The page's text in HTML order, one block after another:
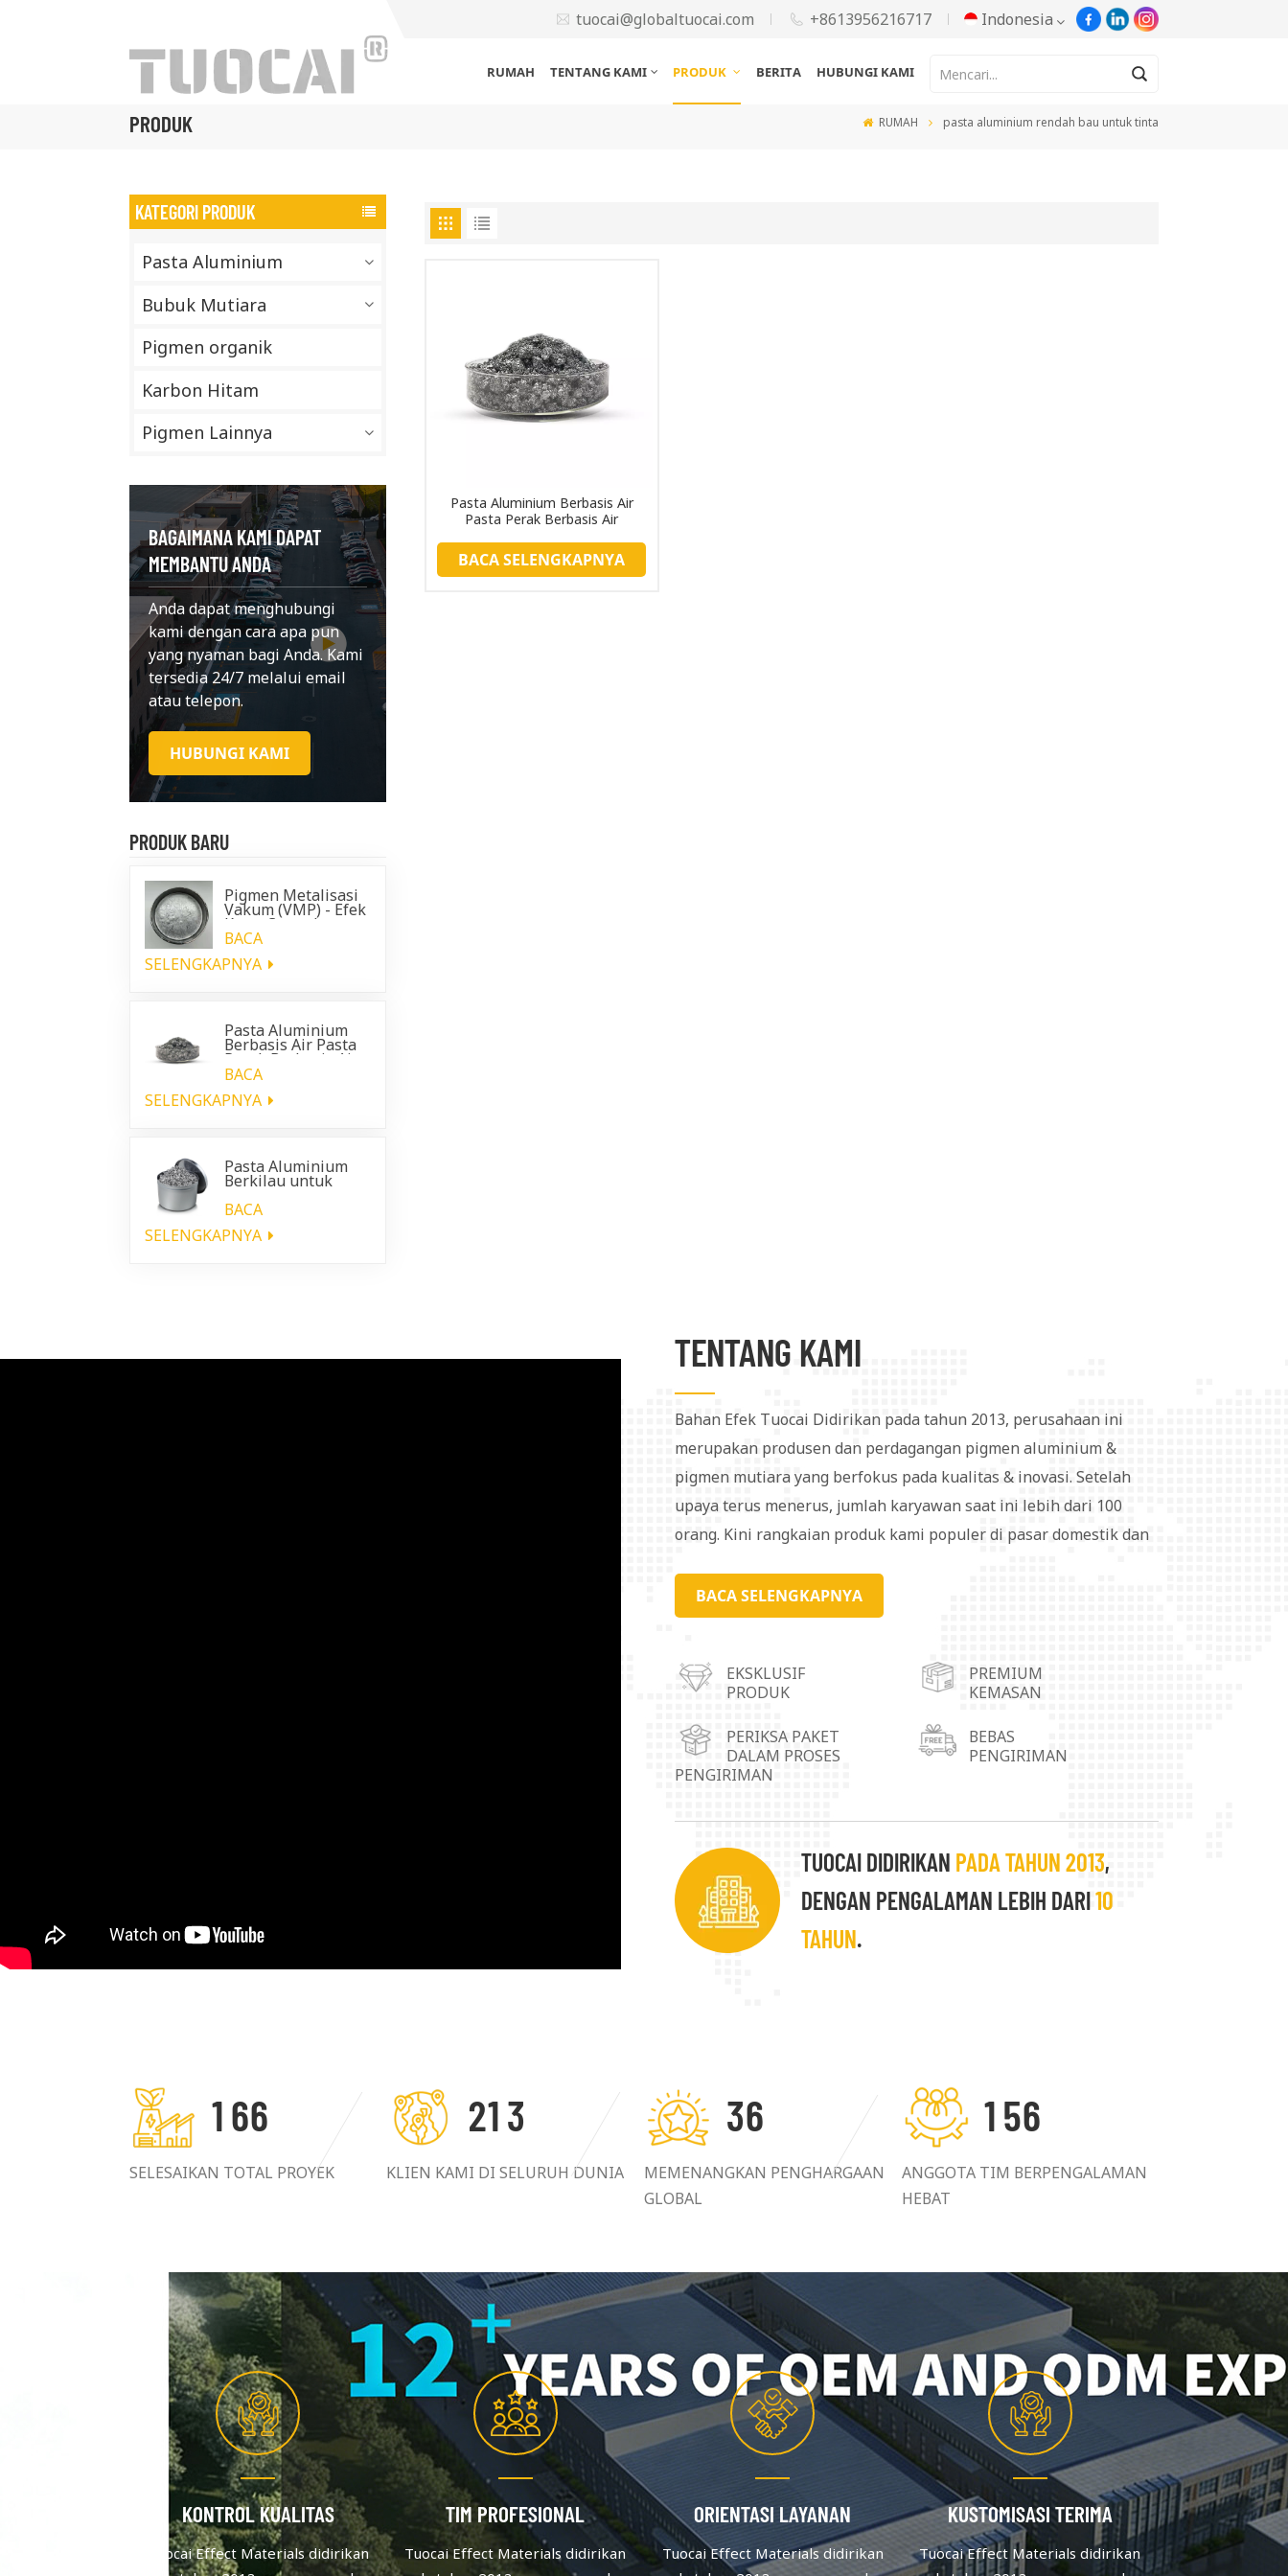
tuocai@globaltuocai.com +8613956216717 Indonesia
RUMAH TENTANG KAMI PRODUK BERITA HUBUNGI KAMI
PRODUK RUMAH pasta aluminium rendah bau untuk tinta
KATEGORI PRODUK
Pasta Aluminium
Bubuk Mutiara
Pigmen organik
Karbon Hitam
Pigmen Lainnya
BAGAIMANA KAMI DAPAT
MEMBANTU ANDA
Anda dapat menghubungi
kami dengan cara apa pun
yang nyaman bagi Anda. Kami
tersedia 24/7 melalui email
atau telepon.
HUBUNGI KAMI
PRODUK BARU
Pigmen Metalisasi
Vakum (VMP) - Efek
Krom Cemerlang
untuk Pelapis
BACA
SELENGKAPNYA
Pasta Aluminium
Berbasis Air Pasta
Perak Berbasis Air
BACA
SELENGKAPNYA
Pasta Aluminium
Berkilau untuk
otomotif
BACA
SELENGKAPNYA
Pasta Aluminium Berbasis Air
Pasta Perak Berbasis Air
BACA SELENGKAPNYA
TENTANG KAMI
Bahan Efek Tuocai Didirikan pada tahun 2013, perusahaan ini
merupakan produsen dan perdagangan pigmen aluminium &
pigmen mutiara yang berfokus pada kualitas & inovasi. Setelah
upaya terus menerus, jumlah karyawan saat ini lebih dari 100
orang. Kini rangkaian produk kami populer di pasar domestik dan
mendirikan empat pusat operasi gudang di Kota Wuhu, Kota
Shunde di Provinsi Guangdong, Kota Linyi di Provinsi Shandong,
digunakan dalam pelapis, tinta, plastik, karet, pelapis kain, kulit,
Kebutuhan/persyaratan khusus dapat dipenuhi. Kepuasan setiap
pelanggan adalah tujuan kami. Kami selalu berupaya untuk
pelanggan.
BACA SELENGKAPNYA
EKSKLUSIF
PRODUK
PREMIUM
KEMASAN
PERIKSA PAKET
DALAM PROSES
PENGIRIMAN
BEBAS
PENGIRIMAN
TUOCAI DIDIRIKAN PADA TAHUN 2013,
DENGAN PENGALAMAN LEBIH DARI10
TAHUN.
166
SELESAIKAN TOTAL PROYEK
213
KLIEN KAMI DI SELURUH DUNIA
36
MEMENANGKAN PENGHARGAAN
GLOBAL
156
ANGGOTA TIM BERPENGALAMAN
HEBAT
KONTROL KUALITAS
Tuocai Effect Materials didirikan
TIM PROFESIONAL
Tuocai Effect Materials didirikan
ORIENTASI LAYANAN
Tuocai Effect Materials didirikan
KUSTOMISASI TERIMA
Tuocai Effect Materials didirikan